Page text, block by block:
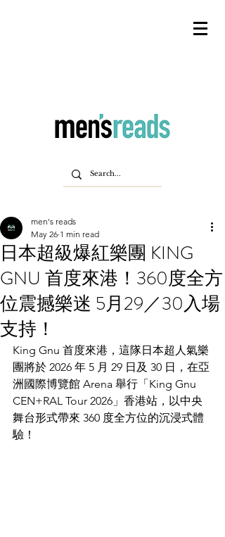
日本超級爆紅樂團 KING
GNU 首度來港！360度全方
位震撼樂迷 5月29／30入場
支持！
men's reads
May 26 1 min read
King Gnu 首度來港，這隊日本超人氣樂
團將於 2026 年 5 月 29 日及 30 日，在亞
洲國際博覽館 Arena 舉行「King Gnu
CEN+RAL Tour 2026」香港站，以中央
舞台形式帶來 360 度全方位的沉浸式體
驗！